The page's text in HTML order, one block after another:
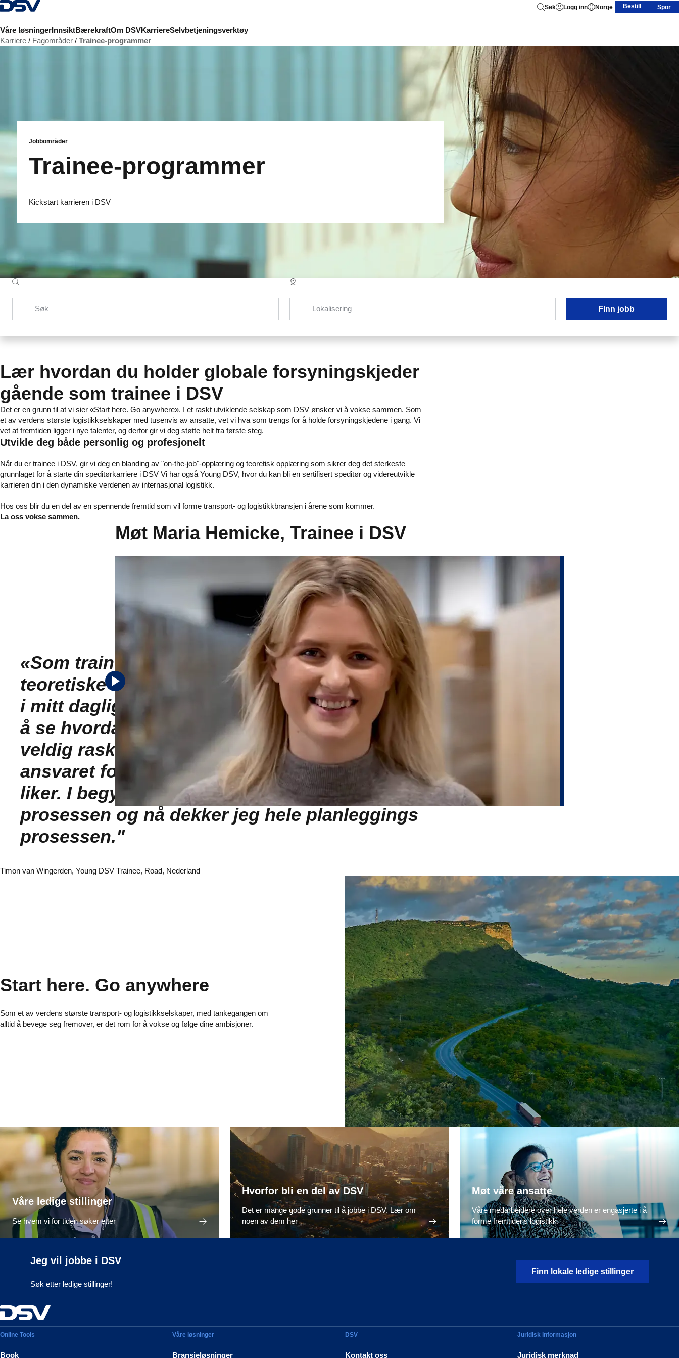
Tilbake til hjemmesiden
Våre løsningerInnsiktBærekraftOm DSVKarriereSelvbetjeningsverktøy
Søk Logg inn Norge Bestill Spor
Karriere Fagområder Trainee-programmer
Jobbområder
Trainee-programmer
Kickstart karrieren i DSV
Søk Lokalisering FInn jobb
Lær hvordan du holder globale forsyningskjeder
gående som trainee i DSV
Det er en grunn til at vi sier «Start here. Go anywhere». I et raskt utviklende selskap som DSV ønsker vi å vokse sammen. Som
et av verdens største logistikkselskaper med tusenvis av ansatte, vet vi hva som trengs for å holde forsyningskjedene i gang. Vi
vet at fremtiden ligger i nye talenter, og derfor gir vi deg støtte helt fra første steg.
Utvikle deg både personlig og profesjonelt
Når du er trainee i DSV, gir vi deg en blanding av "on-the-job"-opplæring og teoretisk opplæring som sikrer deg det sterkeste
grunnlaget for å starte din speditørkarriere i DSV Vi har også Young DSV, hvor du kan bli en sertifisert speditør og videreutvikle
karrieren din i den dynamiske verdenen av internasjonal logistikk.
Hos oss blir du en del av en spennende fremtid som vil forme transport- og logistikkbransjen i årene som kommer.
La oss vokse sammen.
Møt Maria Hemicke, Trainee i DSV
«Som trainee hos DSV lærer jeg alle de
teoretiske detaljene, samt hvordan jeg bruker det
i mitt daglige arbeid. Jeg begynte med å lære ved
å se hvordan kollegene mine gjør ting, men
veldig raskt etter at jeg begynte i DSV fikk jeg
ansvaret for å planlegge selv – noe jeg virkelig
liker. I begynnelsen gjorde jeg en liten del av
prosessen og nå dekker jeg hele planleggings
prosessen."
Timon van Wingerden, Young DSV Trainee, Road, Nederland
Start here. Go anywhere
Som et av verdens største transport- og logistikkselskaper, med tankegangen om
alltid å bevege seg fremover, er det rom for å vokse og følge dine ambisjoner.
Våre ledige stillinger
Se hvem vi for tiden søker etter
Hvorfor bli en del av DSV
Det er mange gode grunner til å jobbe i DSV. Lær om
noen av dem her
Møt våre ansatte
Våre medarbeidere over hele verden er engasjerte i å
forme fremtidens logistikk.
Jeg vil jobbe i DSV
Søk etter ledige stillinger!
Finn lokale ledige stillinger
Online Tools
Book
Våre løsninger
Bransjeløsninger
DSV
Kontakt oss
Juridisk informasjon
Juridisk merknad